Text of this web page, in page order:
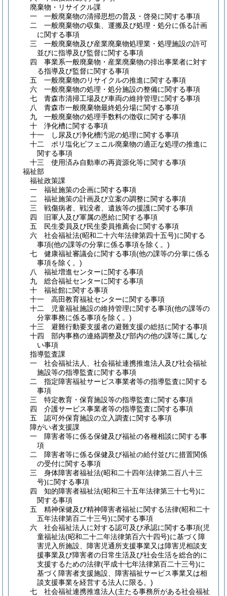
廃棄物・リサイクル課
一 一般廃棄物の清掃思想の普及・啓発に関する事項
二 一般廃棄物の収集、運搬及び処理・処分に係る計画
に関する事項
三 一般廃棄物及び産業廃棄物処理業・処理施設の許可
並びに指導及び監督に関する事項
四 事業系一般廃棄物・産業廃棄物の排出事業者に対す
る指導及び監督に関する事項
五 一般廃棄物のリサイクルの推進に関する事項
六 一般廃棄物の処理・処分施設の整備に関する事項
七 青森市清掃工場及び車両の維持管理に関する事項
八 青森市一般廃棄物最終処分場に関する事項
九 一般廃棄物の処理手数料の徴収に関する事項
十 浄化槽に関する事項
十一 し尿及び浄化槽汚泥の処理に関する事項
十二 ポリ塩化ビフェニル廃棄物の適正な処理の推進に
関する事項
十三 使用済み自動車の再資源化等に関する事項
福祉部
福祉政策課
一 福祉施策の企画に関する事項
二 福祉施策の計画及び立案の調整に関する事項
三 戦傷病者、戦没者、遺族等の援護に関する事項
四 旧軍人及び軍属の恩給に関する事項
五 民生委員及び民生委員推薦会に関する事項
六 社会福祉法(昭和二十六年法律第四十五号)に関する
事項(他の課等の分掌に係る事項を除く。)
七 健康福祉審議会に関する事項(他の課等の分掌に係る
事項を除く。)
八 福祉増進センターに関する事項
九 総合福祉センターに関する事項
十 福祉館に関する事項
十一 高田教育福祉センターに関する事項
十二 児童福祉施設の維持管理に関する事項(他の課等の
分掌事務に係る事項を除く。)
十三 避難行動要支援者の避難支援の総括に関する事項
十四 部内事務の連絡調整及び部内の他の課等に属しな
い事項
指導監査課
一 社会福祉法人、社会福祉連携推進法人及び社会福祉
施設等の指導監査に関する事項
二 指定障害福祉サービス事業者等の指導監査に関する
事項
三 特定教育・保育施設等の指導監査に関する事項
四 介護サービス事業者等の指導監査に関する事項
五 認可外保育施設の立入調査に関する事項
障がい者支援課
一 障害者等に係る保健及び福祉の各種相談に関する事
項
二 障害者等に係る保健及び福祉の給付並びに措置関係
の受付に関する事項
三 身体障害者福祉法(昭和二十四年法律第二百八十三
号)に関する事項
四 知的障害者福祉法(昭和三十五年法律第三十七号)に
関する事項
五 精神保健及び精神障害者福祉に関する法律(昭和二十
五年法律第百二十三号)に関する事項
六 社会福祉法人に対する認可及び承認に関する事項(児
童福祉法(昭和二十二年法律第百六十四号)に基づく障
害児入所施設、障害児通所支援事業又は障害児相談支
援事業及び障害者の日常生活及び社会生活を総合的に
支援するための法律(平成十七年法律第百二十三号)に
基づく障害者支援施設、障害福祉サービス事業又は相
談支援事業を経営する法人に限る。)
七 社会福祉連携推進法人(主たる事務所がある社会福祉